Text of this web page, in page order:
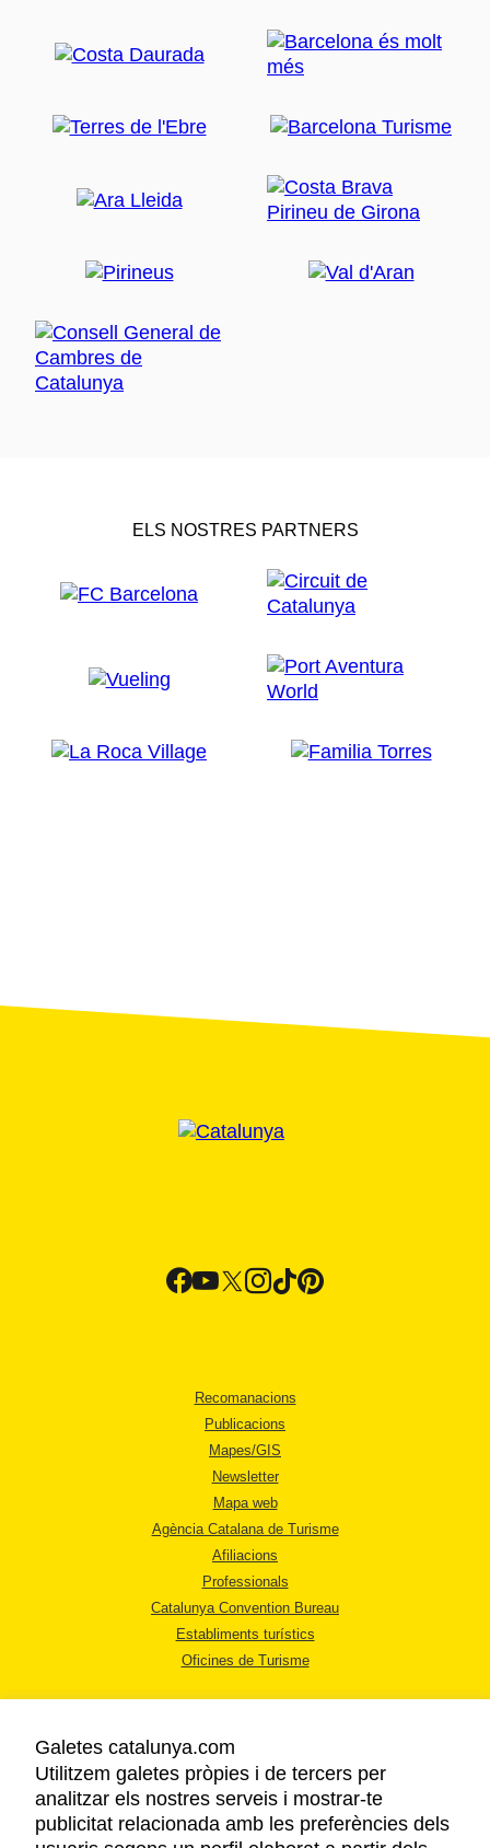
ELS NOSTRES PARTNERS
Recomanacions
Publicacions
Mapes/GIS
Newsletter
Mapa web
Agència Catalana de Turisme
Afiliacions
Professionals
Catalunya Convention Bureau
Establiments turístics
Oficines de Turisme
AVÍS LEGAL
POLÍTICA DE PRIVACITAT
Galetes catalunya.com
Utilitzem galetes pròpies i de tercers per
analitzar els nostres serveis i mostrar-te
publicitat relacionada amb les preferències dels